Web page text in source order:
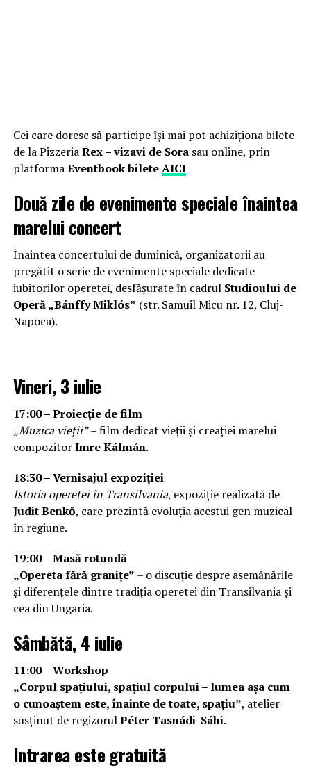
Cei care doresc să participe își mai pot achiziționa bilete
de la PizzeriaRex – vizavi de Sora sau online, prin
platformaEventbook bileteAICI
Două zile de evenimente speciale înaintea
marelui concert
Înaintea concertului de duminică, organizatorii au
pregătit o serie de evenimente speciale dedicate
iubitorilor operetei, desfășurate în cadrul Studioului de
Operă „Bánffy Miklós” (str. Samuil Micu nr. 12, Cluj-
Napoca).
Vineri, 3 iulie
17:00 – Proiecție de film
„Muzica vieții”– film dedicat vieții și creației marelui
compozitorImre Kálmán.
18:30 – Vernisajul expoziției
Istoria operetei în Transilvania, expoziție realizată de
Judit Benkő, care prezintă evoluția acestui gen muzical
în regiune.
19:00 – Masă rotundă
„Opereta fără granițe” – o discuție despre asemănările
și diferențele dintre tradiția operetei din Transilvania și
cea din Ungaria.
Sâmbătă, 4 iulie
11:00 – Workshop
„Corpul spațiului, spațiul corpului – lumea așa cum
o cunoaștem este, înainte de toate, spațiu”, atelier
susținut de regizorulPéter Tasnádi-Sáhi.
Intrarea este gratuită